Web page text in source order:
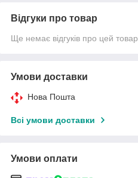
Відгуки про товар
Ще немає відгуків про цей товар
Умови доставки
Нова Пошта
Всі умови доставки
Умови оплати